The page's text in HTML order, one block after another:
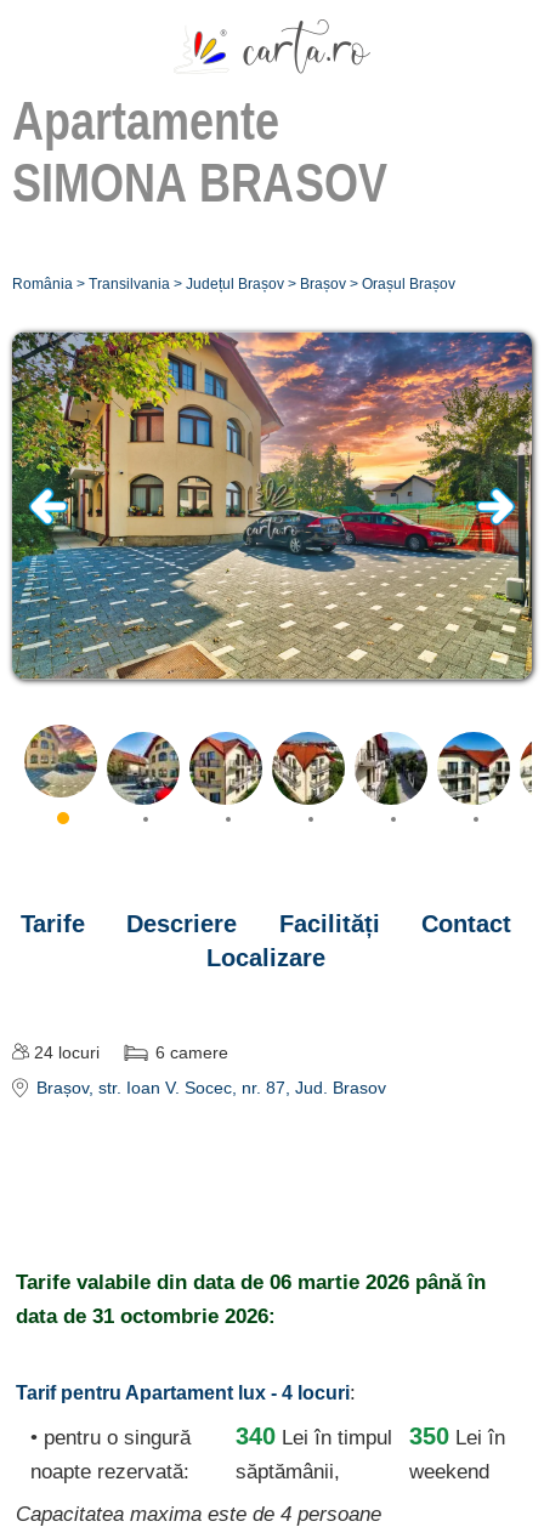
Apartamente
SIMONA BRASOV
România > Transilvania > Județul Brașov > Brașov > Orașul Brașov
Tarife Descriere Facilități
Contact
Localizare
24 locuri 6 camere
Brașov, str. Ioan V. Socec, nr. 87, Jud. Brasov
Tarife valabile din data de 06 martie 2026 până în
data de 31 octombrie 2026:
Tarif pentru Apartament lux - 4 locuri:
• pentru o singură
noapte rezervată:
340 Lei în timpul
săptămânii,
350 Lei în
weekend
Capacitatea maxima este de 4 persoane